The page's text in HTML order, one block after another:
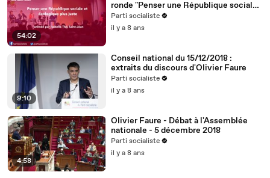
54:02
ronde "Penser une République sociale
et écologique plus juste"
Parti socialiste
il y a 8 ans
9:10
Conseil national du 15/12/2018 :
extraits du discours d'Olivier Faure
Parti socialiste
il y a 8 ans
4:58
Olivier Faure - Débat à l'Assemblée
nationale - 5 décembre 2018
Parti socialiste
il y a 8 ans